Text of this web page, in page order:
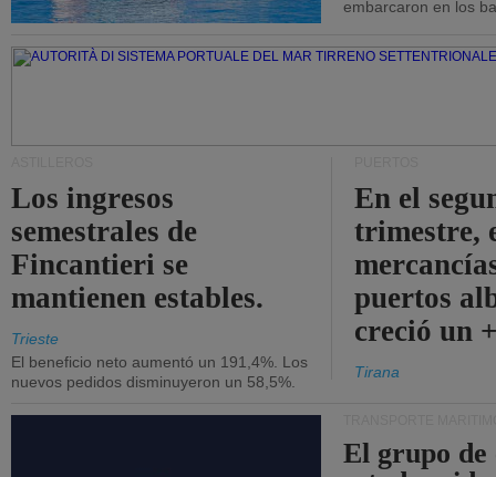
embarcaron en los
Los ingresos
semestrales de
Fincantieri se
mantienen estables.
Trieste
El beneficio neto aumentó un 191,4%. Los
nuevos pedidos disminuyeron un 58,5%.
En el
trimestre,
puertos
creció un
Tirana
El grupo de